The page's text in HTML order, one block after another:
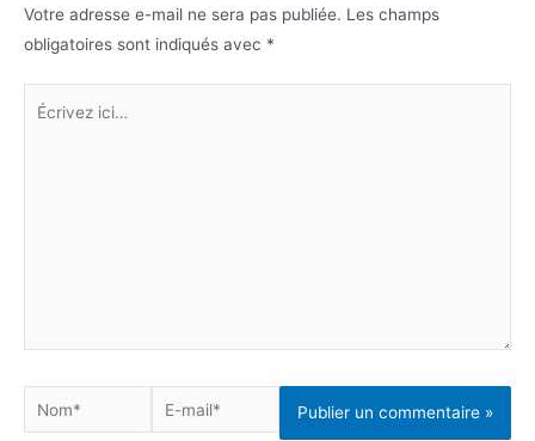
Votre adresse e-mail ne sera pas publiée. Les champs
obligatoires sont indiqués avec *
Écrivez
Nom*
E-
mail*